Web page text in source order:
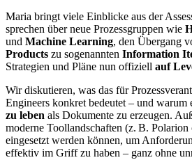
Maria bringt viele Einblicke aus der
sprechen über neue Prozessgruppen wie
und Machine Learning, den Übergang
Products zu sogenannten Information
Strategien und Pläne nun offiziell auf
Wir diskutieren, was das für
Engineers konkret bedeutet – und warum
zu leben als Dokumente zu erzeugen.
moderne Toollandschaften (z. B.
eingesetzt werden können, um
effektiv im Griff zu haben – ganz ohne